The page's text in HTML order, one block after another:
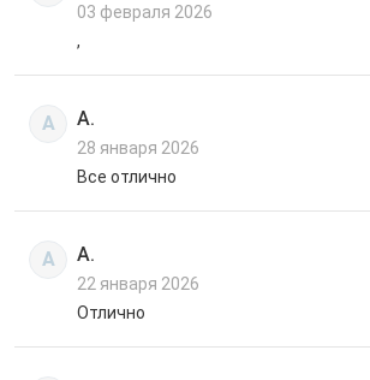
03 февраля 2026
,
А А.
28 января 2026
Все отлично
А А.
22 января 2026
Отлично